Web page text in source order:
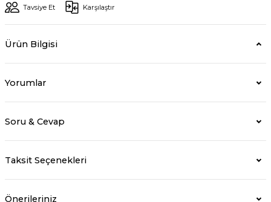
Tavsiye Et Karşılaştır
Ürün Bilgisi
Yorumlar
Soru & Cevap
Taksit Seçenekleri
Önerileriniz